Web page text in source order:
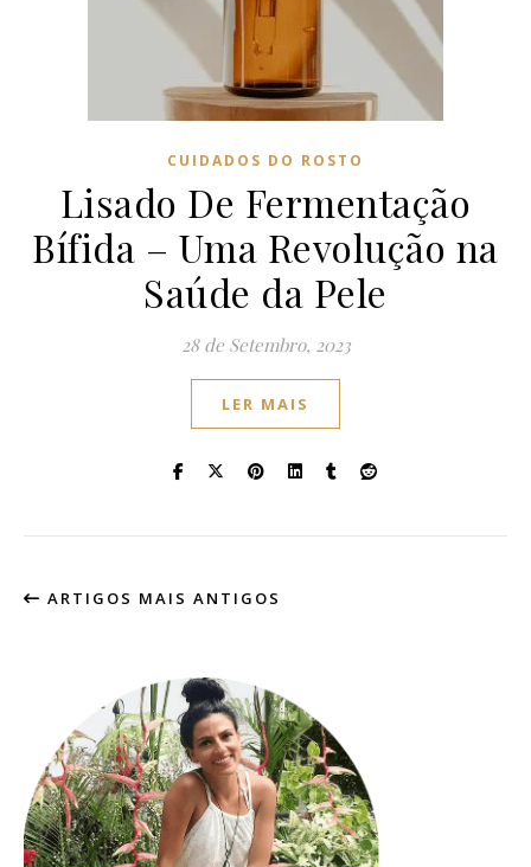
CUIDADOS DO ROSTO
Lisado De Fermentação
Bífida – Uma Revolução na
Saúde da Pele
28 de Setembro, 2023
LER MAIS
ARTIGOS MAIS ANTIGOS